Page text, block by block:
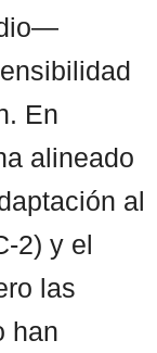
En
alineado
al
2) y el
las
han